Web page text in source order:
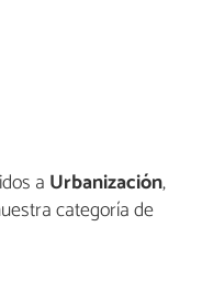
a Urbanización,
categoría de